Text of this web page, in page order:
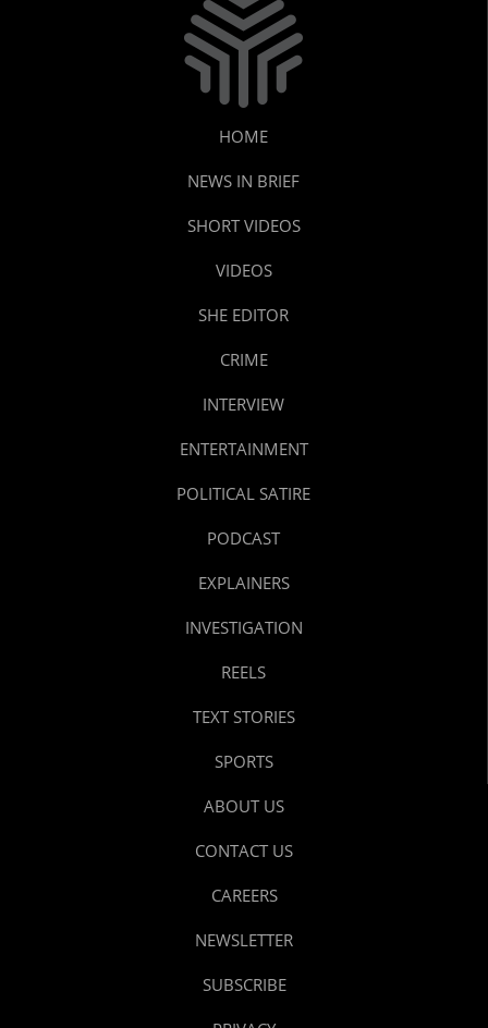
HOME
NEWS IN BRIEF
SHORT VIDEOS
VIDEOS
SHE EDITOR
CRIME
INTERVIEW
ENTERTAINMENT
POLITICAL SATIRE
PODCAST
EXPLAINERS
INVESTIGATION
REELS
TEXT STORIES
SPORTS
ABOUT US
CONTACT US
CAREERS
NEWSLETTER
SUBSCRIBE